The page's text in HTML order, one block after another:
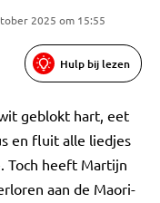
2025 om 15:55
Hulp bij lezen
geblokt hart, eet
en fluit alle liedjes
Toch heeft Martijn
aan de Maori-